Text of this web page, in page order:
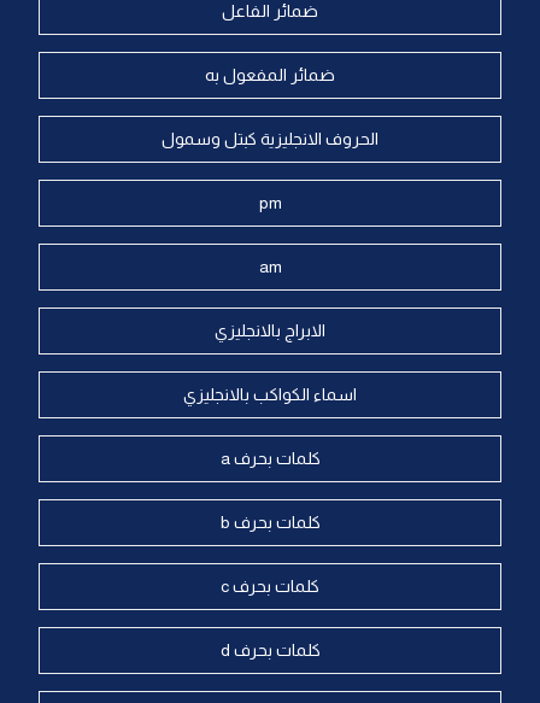
ضمائر الفاعل
ضمائر المفعول به
الحروف الانجليزية كبتل وسمول
pm
am
الابراج بالانجليزي
اسماء الكواكب بالانجليزي
كلمات بحرف a
كلمات بحرف b
كلمات بحرف c
كلمات بحرف d